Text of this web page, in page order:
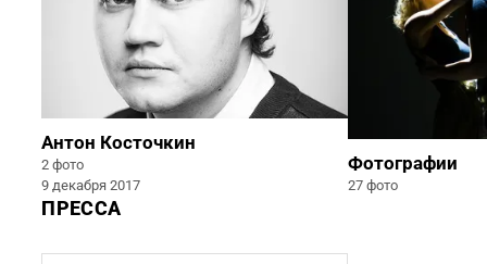
Антон Косточкин
2 фото
9 декабря 2017
Фотографии
27 фото
ПРЕССА